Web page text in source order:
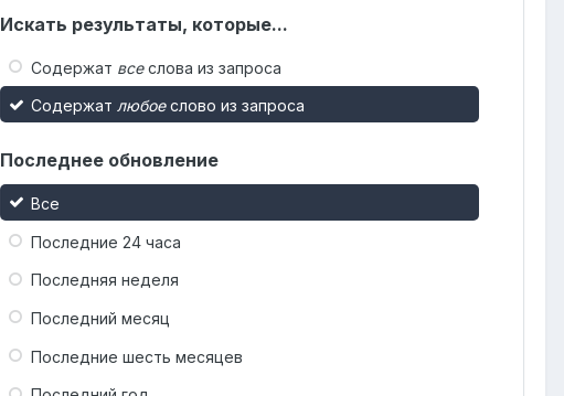
Искать результаты, которые...
Содержат всеслова из запроса
Содержат любоеслово из запроса
Последнее обновление
Все
Последние 24 часа
Последняя неделя
Последний месяц
Последние шесть месяцев